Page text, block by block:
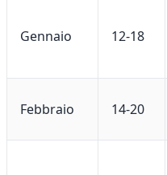
Gennaio 12-18
Febbraio 14-20